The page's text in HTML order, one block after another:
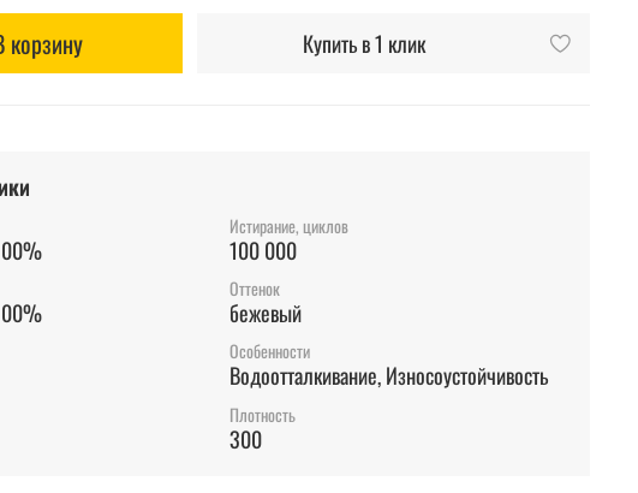
корзину Купить в 1 клик
Истирание, циклов
100 000
Оттенок
бежевый
Особенности
Водоотталкивание, Износоустойчивость
Плотность
300